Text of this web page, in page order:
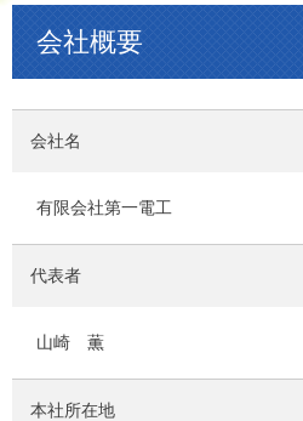
会社概要
会社名
有限会社第一電工
代表者
山崎 薫
本社所在地